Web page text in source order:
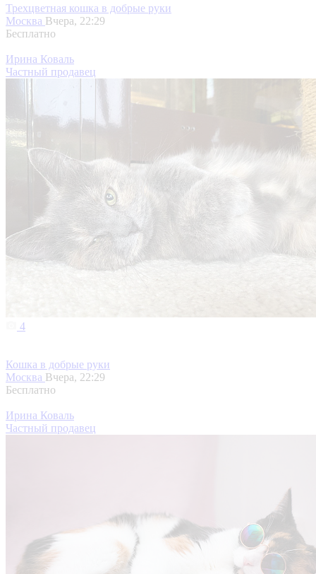
Трехцветная кошка в добрые руки
Москва Вчера, 22:29
Бесплатно
Ирина Коваль
Частный продавец
4
Кошка в добрые руки
Москва Вчера, 22:29
Бесплатно
Ирина Коваль
Частный продавец